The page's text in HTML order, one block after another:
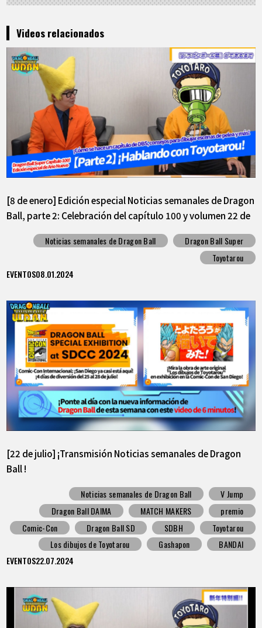
Videos relacionados
[8 de enero] Edición especial Noticias semanales de Dragon
Ball, parte 2: Celebración del capítulo 100 y volumen 22 de
Noticias semanales de Dragon Ball
Dragon Ball Super
Toyotarou
EVENTOS08.01.2024
[22 de julio] ¡Transmisión Noticias semanales de Dragon
Ball !
Noticias semanales de Dragon Ball
V Jump
Dragon Ball DAIMA
MATCH MAKERS
premio
Comic-Con
Dragon Ball SD SDBH
Toyotarou
Los dibujos de Toyotarou
Gashapon
BANDAI
EVENTOS22.07.2024